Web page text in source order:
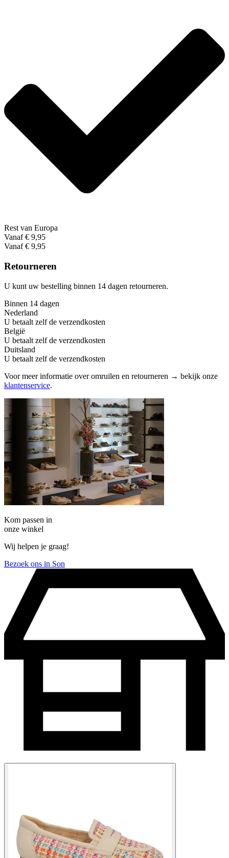
Rest van Europa
Vanaf € 9,95
Vanaf € 9,95
Retourneren
U kunt uw bestelling binnen 14 dagen retourneren.
Binnen 14 dagen
Nederland
U betaalt zelf de verzendkosten
België
U betaalt zelf de verzendkosten
Duitsland
U betaalt zelf de verzendkosten
Voor meer informatie over omruilen en retourneren → bekijk onze
klantenservice.
Kom passen in
onze winkel
Wij helpen je graag!
Bezoek ons in Son